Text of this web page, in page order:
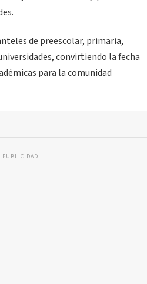
de preescolar, primaria,
convirtiendo la fecha
para la comunidad
PUBLICIDAD